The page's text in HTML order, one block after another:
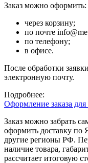
Заказ можно оформить:
через корзину;
по почте
по телефону;
в офисе.
После обработки
электронную почту.
Подробнее:
Оформление заказа
Заказ можно забрать
оформить доставку по
другие регионы РФ.
наличие товара,
рассчитает итоговую